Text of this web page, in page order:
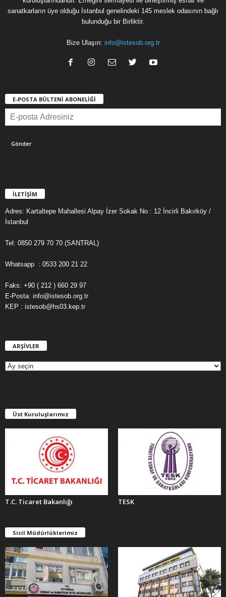
sanatkarların üye olduğu İstanbul genelindeki 145 meslek odasının bağlı
bulunduğu bir Birliktir.
Bize Ulaşın: info@istesob.org.tr
E-POSTA BÜLTENİ ABONELİĞİ
İLETİŞİM
Adres: Kartaltepe Mahallesi Alpay İzer Sokak No : 12 İncirli Bakırköy /
İstanbul
Tel: 0850 279 70 70 (SANTRAL)
Whatsapp : 0533 200 21 22
Faks: +90 ( 212 ) 660 29 97
E-Posta: info@istesob.org.tr
KEP : istesob@hs03.kep.tr
ARŞİVLER
E
R
Üst Kuruluşlarımız
T.C. Ticaret Bakanlığı TESK
Sicil Müdürlüklerimiz